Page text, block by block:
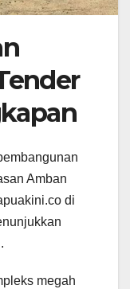
Amban
di
megah